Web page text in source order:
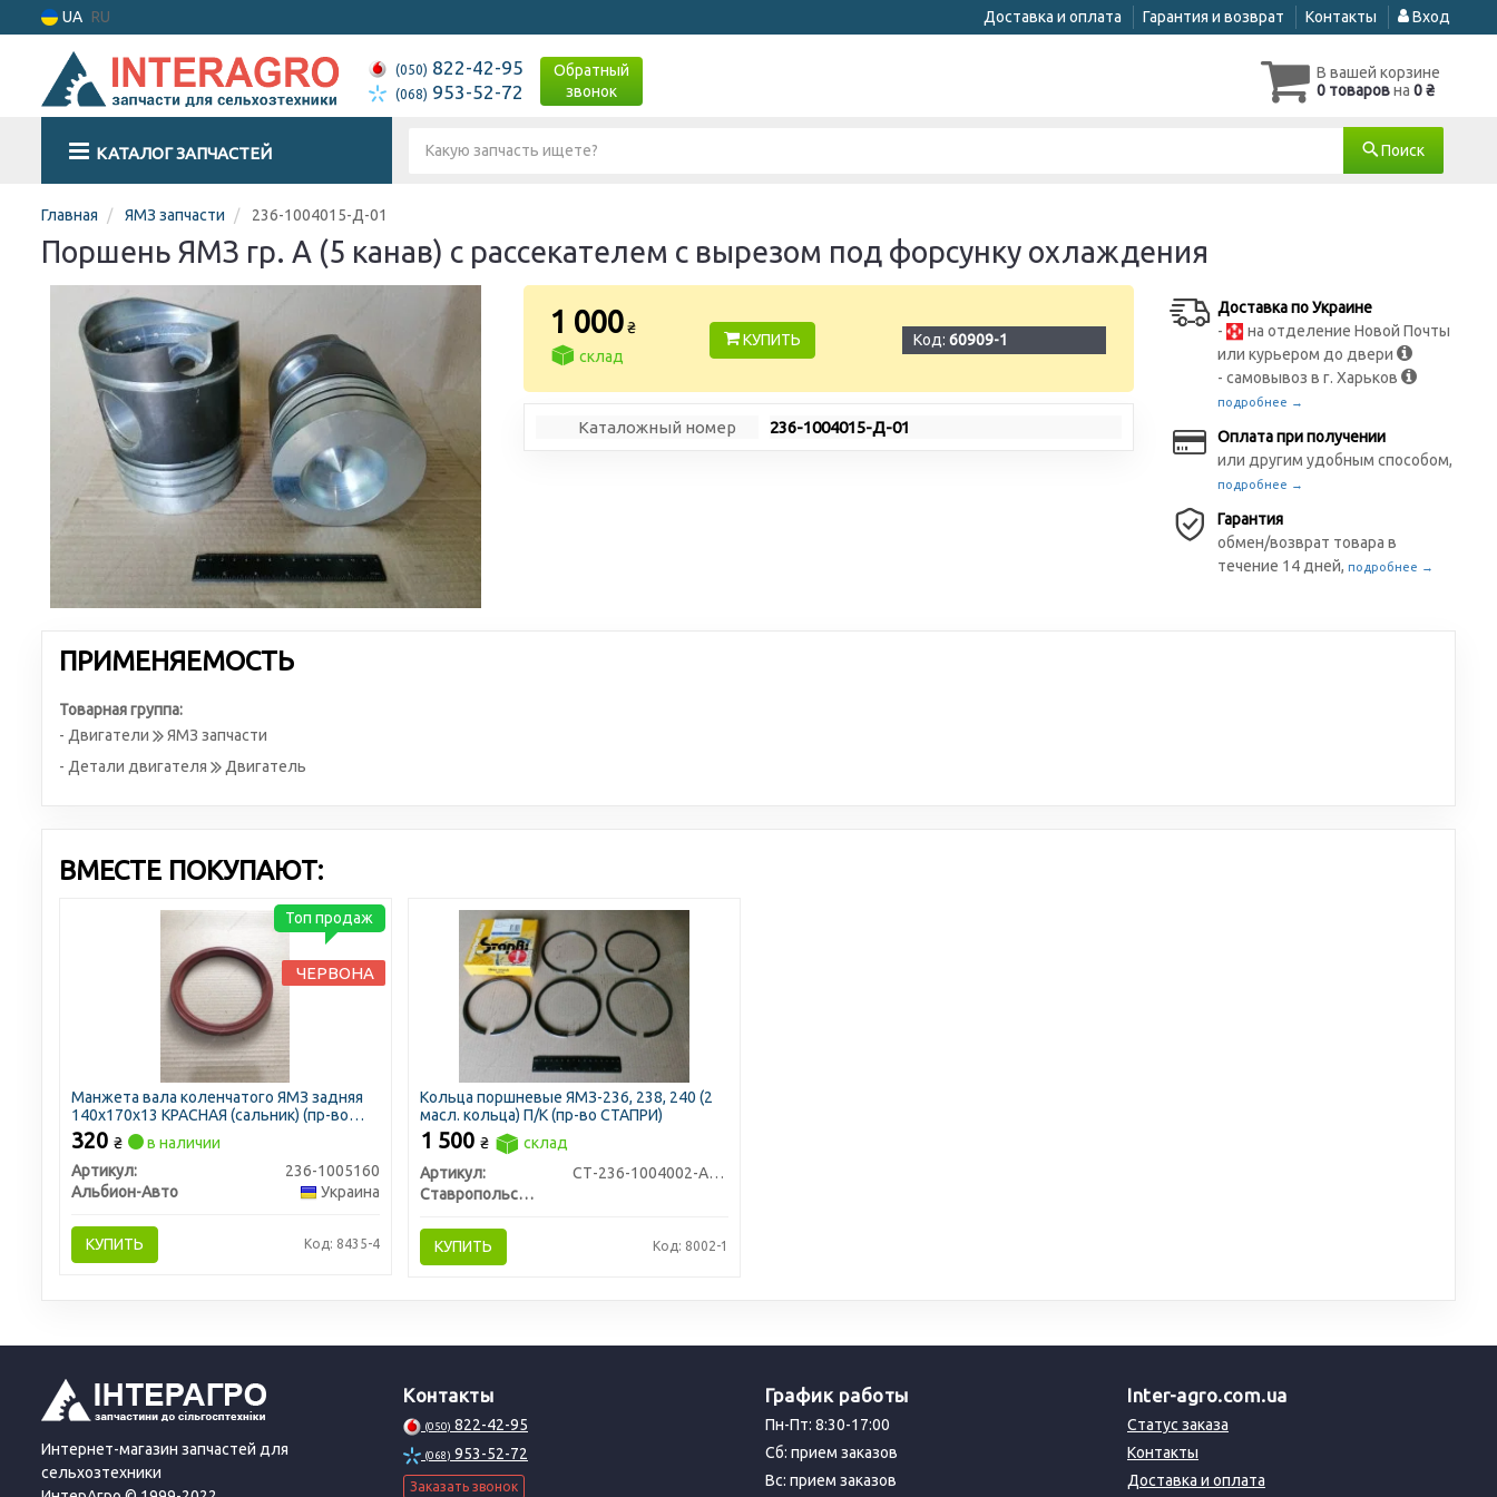
UA RU Доставка и оплата Гарантия и возврат Контакты Вход
(050) 822-42-95
(068) 953-52-72
Обратный
звонок
В вашей корзине
0 товаровна 0 ₴
КАТАЛОГ ЗАПЧАСТЕЙ Поиск
Главная ЯМЗ запчасти 236-1004015-Д-01
Поршень ЯМЗ гр. А (5 канав) с рассекателем с вырезом под форсунку охлаждения
1 000 ₴
склад
КУПИТЬ Код:60909-1
Каталожный номер 236-1004015-Д-01
Доставка по Украине
-
на отделение Новой Почты
или курьером до двери
- самовывоз в г. Харьков
подробнее →
Оплата при получении
или другим удобным способом,
подробнее →
Гарантия
обмен/возврат товара в
течение 14 дней,подробнее →
ПРИМЕНЯЕМОСТЬ
Товарная группа:
- Двигатели
ЯМЗ запчасти
- Детали двигателя
Двигатель
ВМЕСТЕ ПОКУПАЮТ:
Манжета вала коленчатого ЯМЗ задняя
140х170х13 КРАСНАЯ (сальник) (пр-во
Украина)
320 ₴
в наличии
Артикул:
236-1005160
Альбион-Авто
Украина
КУПИТЬ Код: 8435-4
Топ продаж
ЧЕРВОНА
Кольца поршневые ЯМЗ-236, 238, 240 (2
масл. кольца) П/К (пр-во СТАПРИ)
1 500 ₴
склад
Артикул:
СТ-236-1004002-А4/2
Ставропольский Завод Поршневых Колец
КУПИТЬ Код: 8002-1
Интернет-магазин запчастей для
сельхозтехники
Контакты
(050) 822-42-95
(068) 953-52-72
Заказать звонок
График работы
Пн-Пт: 8:30-17:00
Сб: прием заказов
Вс: прием заказов
Inter-agro.com.ua
Статус заказа
Контакты
Доставка и оплата